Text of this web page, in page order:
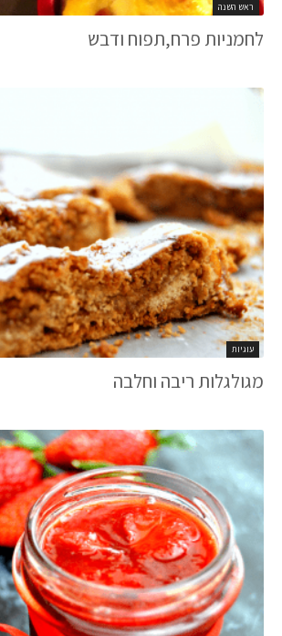
ראש השנה
לחמניות פרח,תפוח ודבש
עוגיות
מגולגלות ריבה וחלבה